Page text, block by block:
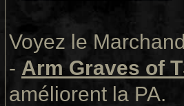
Voyez le
- Arm Graves of
améliorent la PA.